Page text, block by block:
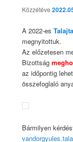
Közzétéve
A 2022-es
megnyitottuk.
Az előzetesen
Bizottság
az időpontig
összefoglaló
Bármilyen